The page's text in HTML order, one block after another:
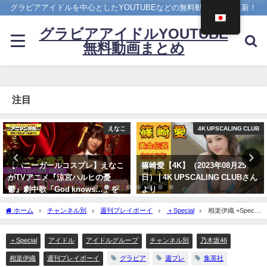
グラビアアイドルを中心としたYOUTUBEなどの無料動画を日々更新！
グラビアアイドルYOUTUBE
無料動画まとめ
注目
4K UPSCALING CLUB
篠崎愛【4K】（2023年08月25
日） | 4K UPSCALING CLUBさん
より
4K UPSCALING CLUB
吉岡里帆(Riho Yoshioka)【4K】
（2022年10月19日） | 4K
UPSCALING CLUBさんより
ホーム チャンネル別 週刊プレイボーイ ＋Special
相楽伊織 +Special
- 【＋Special #相楽伊織 vol.1】週プレ初表紙 in 沖縄旅からアザーカット＆ムービーを
英社 週刊プレイボーイ公式】さんより
＋Special アイドル アイドルグループ チャンネル別 乃木坂46
相楽伊織 週刊プレイボーイ グラビア 週プレ 集英社